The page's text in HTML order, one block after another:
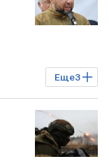
Еще3